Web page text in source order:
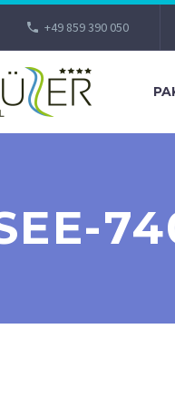
+49 859 390 050